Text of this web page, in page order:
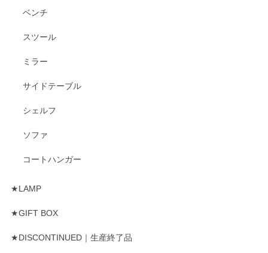
ベンチ
スツール
ミラー
サイドテーブル
シェルフ
ソファ
コートハンガー
★LAMP
★GIFT BOX
★DISCONTINUED｜生産終了品